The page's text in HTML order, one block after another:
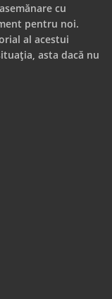
cu
pentru noi.
al acestui
asta dacă nu